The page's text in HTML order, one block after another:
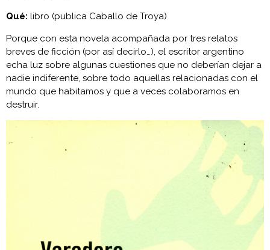
Qué: libro (publica Caballo de Troya)
Porque con esta novela acompañada por tres relatos
breves de ficción (por así decirlo…), el escritor argentino
echa luz sobre algunas cuestiones que no deberían dejar a
nadie indiferente, sobre todo aquellas relacionadas con el
mundo que habitamos y que a veces colaboramos en
destruir.